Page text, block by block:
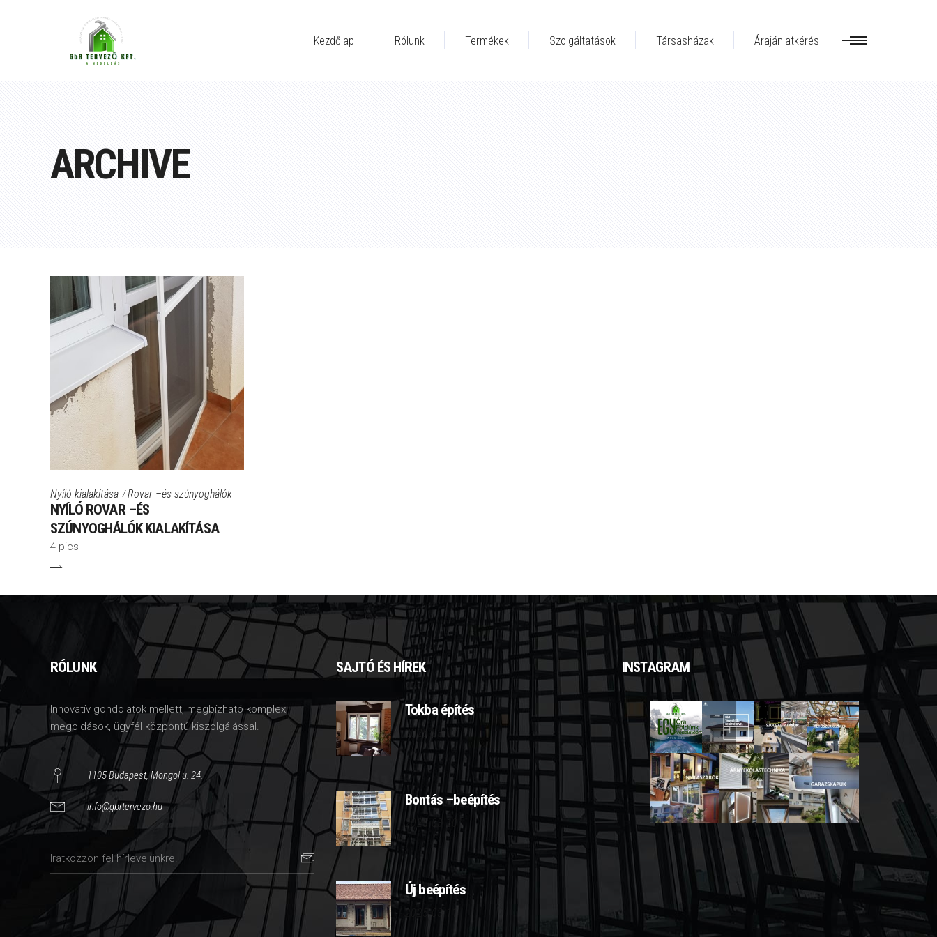
Kezdőlap Rólunk Termékek Szolgáltatások Társasházak Árajánlatkérés
ARCHIVE
Nyíló kialakítása Rovar –és szúnyoghálók
NYÍLÓ ROVAR –ÉS
SZÚNYOGHÁLÓK KIALAKÍTÁSA
4 pics
RÓLUNK
Innovatív gondolatok mellett, megbízható komplex
megoldások, ügyfél központú kiszolgálással.
1105 Budapest, Mongol u. 24.
info@gbrtervezo.hu
SAJTÓ ÉS HÍREK
Tokba építés
2025-03-07
Bontás –beépítés
2025-03-10
Új beépítés
2025-03-11
INSTAGRAM